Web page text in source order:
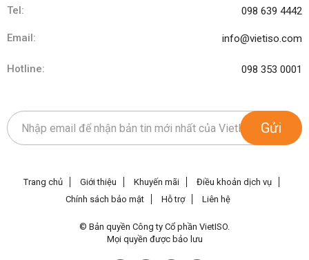
Tel: 098 639 4442
Email: info@vietiso.com
Hotline: 098 353 0001
Gửi
Trang chủ Giới thiệu Khuyến mãi
Điều khoản dịch vụ
Chính sách bảo mật
Hỗ trợ Liên hệ
© Bản quyền Công ty Cổ phần VietISO.
Mọi quyền được bảo lưu